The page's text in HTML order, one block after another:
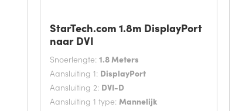
StarTech.com 1.8m DisplayPort
naar DVI
Snoerlengte: 1.8 Meters
Aansluiting 1: DisplayPort
Aansluiting 2: DVI-D
Aansluiting 1 type: Mannelijk